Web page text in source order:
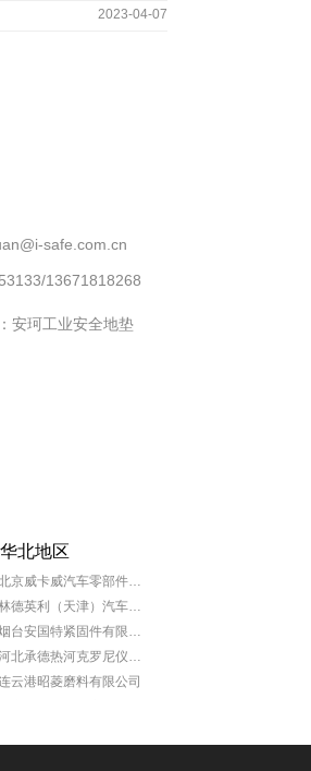
2023-04-07
safe.com.cn
/13671818268
安珂工业安全地垫
华北地区
北京威卡威汽车零部件股份有限公司
林德英利（天津）汽车部件有限公司
烟台安国特紧固件有限公司
河北承德热河克罗尼仪表公司
云港昭菱磨料有限公司